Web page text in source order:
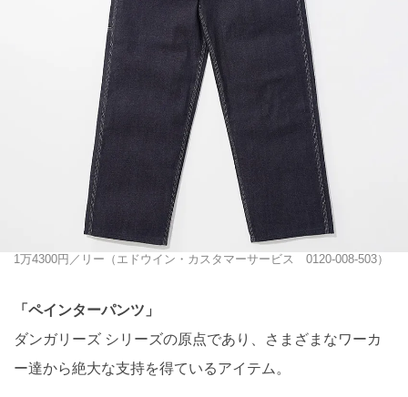
1万4300円／リー（エドウイン・カスタマーサービス 0120-008-503）
「ペインターパンツ」
ダンガリーズ シリーズの原点であり、さまざまなワーカ
ー達から絶大な支持を得ているアイテム。